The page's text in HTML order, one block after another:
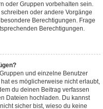
oder Gruppen vorbehalten sein.
oder andere Vorgänge
Berechtigungen. Frage
Berechtigungen.
und einzelne Benutzer
es möglicherweise nicht erlaubt,
du deinen Beitrag verfassen
Dateien hochladen. Du kannst
sicher bist, wieso du keine